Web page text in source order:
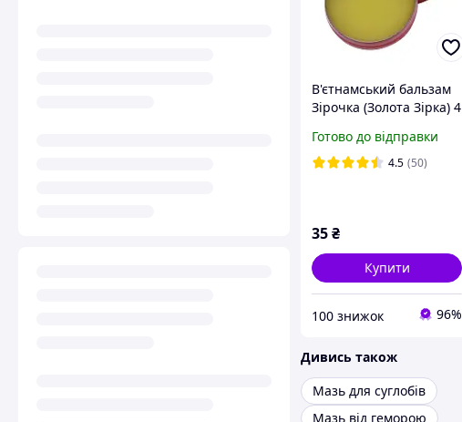
В'єтнамський бальзам
Зірочка (Золота Зірка) 4
від головного болю та
застуди
Готово до відправки
4.5 (50)
35₴
Купити
100 знижок 96%
Дивись також
Мазь для суглобів
Мазь від геморою